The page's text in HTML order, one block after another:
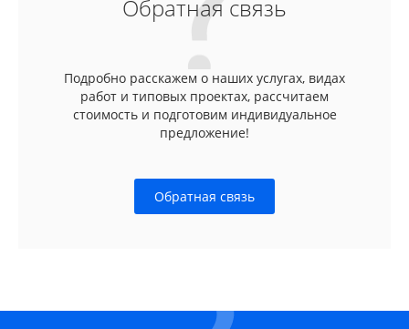
Обратная связь
Подробно расскажем о наших услугах, видах
работ и типовых проектах, рассчитаем
стоимость и подготовим индивидуальное
предложение!
Обратная связь